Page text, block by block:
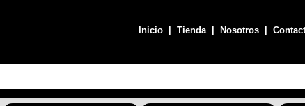
Inicio |Tienda| Nosotros |